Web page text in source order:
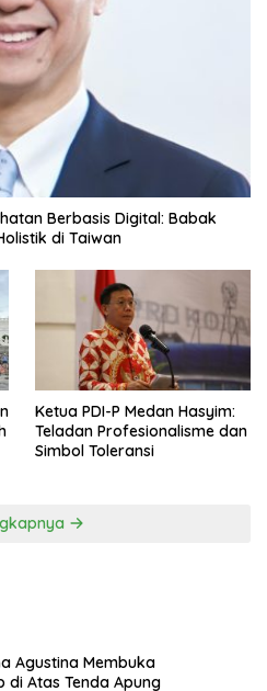
Berbasis Digital: Babak
di Taiwan
Ketua PDI-P Medan Hasyim:
Teladan Profesionalisme dan
Simbol Toleransi
Agustina Membuka
di Atas Tenda Apung